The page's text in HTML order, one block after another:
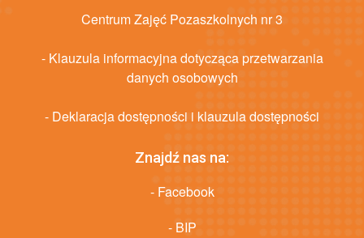
Centrum Zajęć Pozaszkolnych nr 3
- Klauzula informacyjna dotycząca przetwarzania
danych osobowych
- Deklaracja dostępności i klauzula dostępności
Znajdź nas na:
- Facebook
- BIP